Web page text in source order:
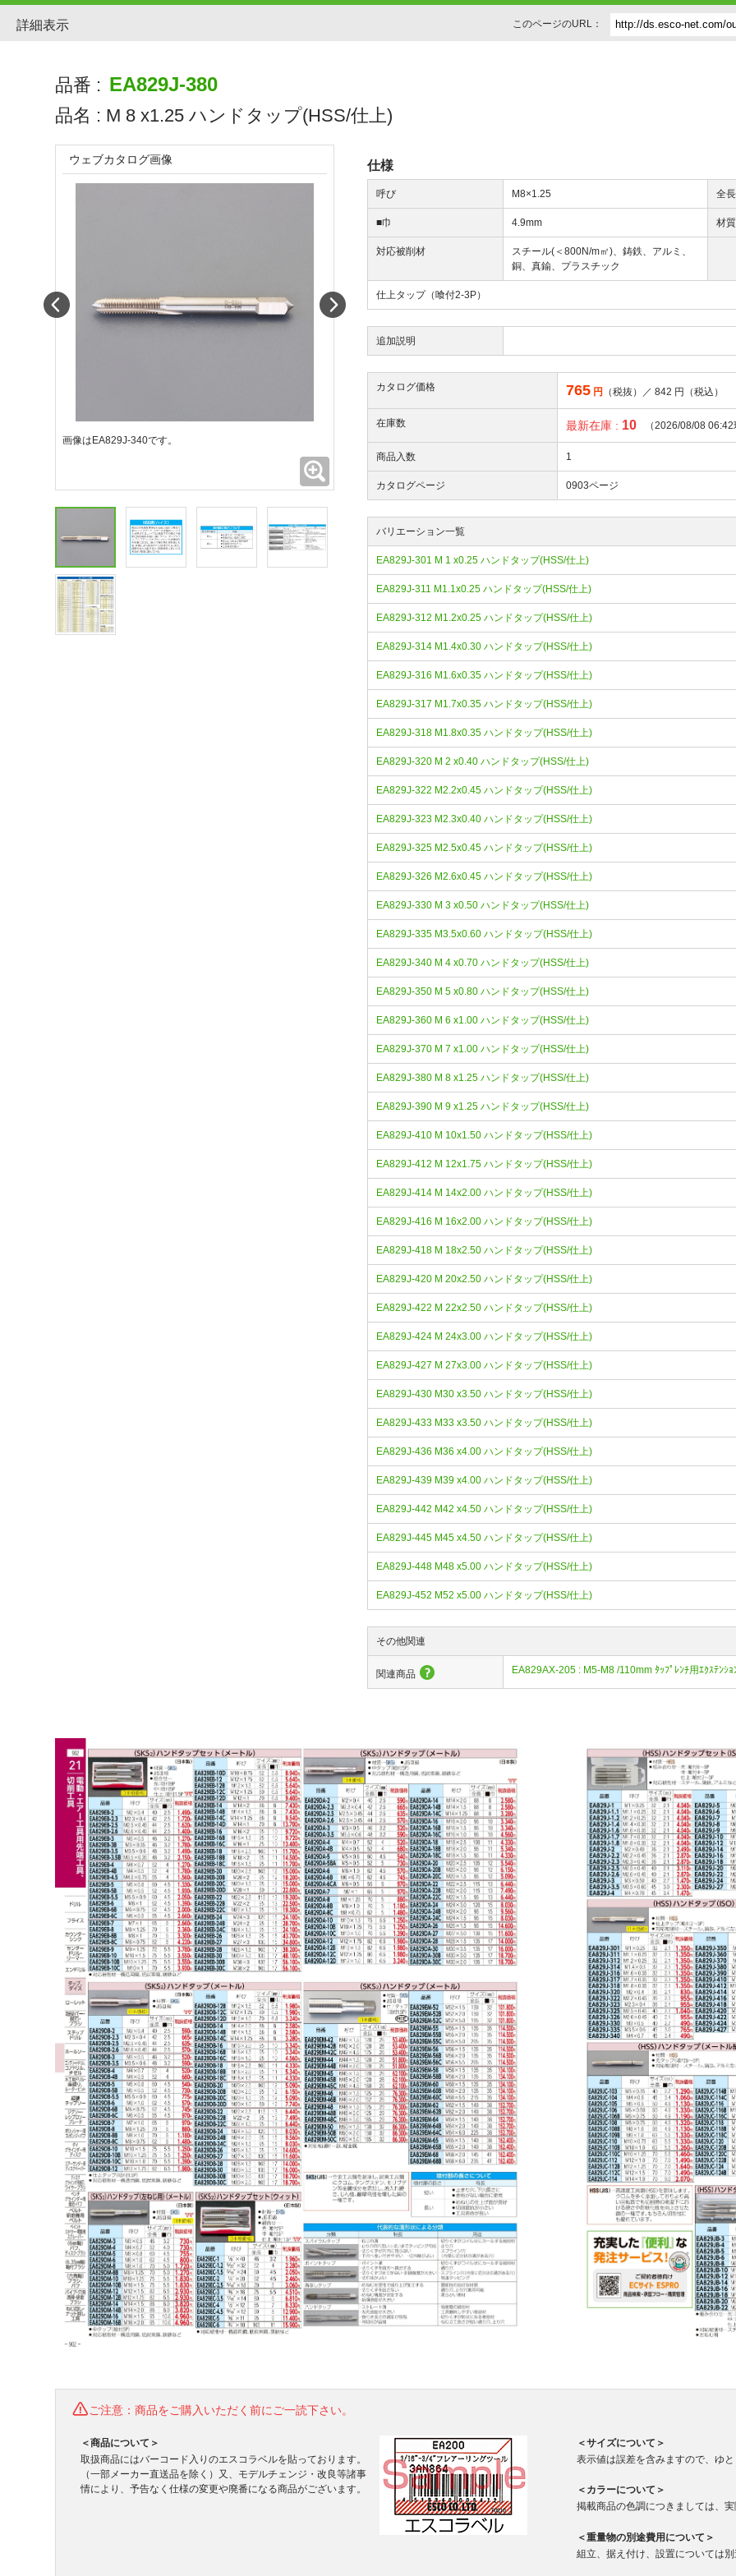
詳細表示 このページのURL：
品番 : EA829J-380
品名 : M 8 x1.25 ハンドタップ(HSS/仕上)
仕様
呼び M8×1.25 全長
■巾 4.9mm 材質
対応被削材
スチール(＜800N/m㎡)、鋳鉄、アルミ、
銅、真鍮、プラスチック
仕上タップ（喰付2-3P）
追加説明
カタログ価格 765 円 （税抜）／842 円（税込）
在庫数 最新在庫 : 10 （2026/08/08
商品入数 1
カタログページ 0903ページ
バリエーション一覧
EA829J-301 M 1 x0.25 ハンドタップ(HSS/仕上)
EA829J-311 M1.1x0.25 ハンドタップ(HSS/仕上)
EA829J-312 M1.2x0.25 ハンドタップ(HSS/仕上)
EA829J-314 M1.4x0.30 ハンドタップ(HSS/仕上)
EA829J-316 M1.6x0.35 ハンドタップ(HSS/仕上)
EA829J-317 M1.7x0.35 ハンドタップ(HSS/仕上)
EA829J-318 M1.8x0.35 ハンドタップ(HSS/仕上)
EA829J-320 M 2 x0.40 ハンドタップ(HSS/仕上)
EA829J-322 M2.2x0.45 ハンドタップ(HSS/仕上)
EA829J-323 M2.3x0.40 ハンドタップ(HSS/仕上)
EA829J-325 M2.5x0.45 ハンドタップ(HSS/仕上)
EA829J-326 M2.6x0.45 ハンドタップ(HSS/仕上)
EA829J-330 M 3 x0.50 ハンドタップ(HSS/仕上)
EA829J-335 M3.5x0.60 ハンドタップ(HSS/仕上)
EA829J-340 M 4 x0.70 ハンドタップ(HSS/仕上)
EA829J-350 M 5 x0.80 ハンドタップ(HSS/仕上)
EA829J-360 M 6 x1.00 ハンドタップ(HSS/仕上)
EA829J-370 M 7 x1.00 ハンドタップ(HSS/仕上)
EA829J-380 M 8 x1.25 ハンドタップ(HSS/仕上)
EA829J-390 M 9 x1.25 ハンドタップ(HSS/仕上)
EA829J-410 M 10x1.50 ハンドタップ(HSS/仕上)
EA829J-412 M 12x1.75 ハンドタップ(HSS/仕上)
EA829J-414 M 14x2.00 ハンドタップ(HSS/仕上)
EA829J-416 M 16x2.00 ハンドタップ(HSS/仕上)
EA829J-418 M 18x2.50 ハンドタップ(HSS/仕上)
EA829J-420 M 20x2.50 ハンドタップ(HSS/仕上)
EA829J-422 M 22x2.50 ハンドタップ(HSS/仕上)
EA829J-424 M 24x3.00 ハンドタップ(HSS/仕上)
EA829J-427 M 27x3.00 ハンドタップ(HSS/仕上)
EA829J-430 M30 x3.50 ハンドタップ(HSS/仕上)
EA829J-433 M33 x3.50 ハンドタップ(HSS/仕上)
EA829J-436 M36 x4.00 ハンドタップ(HSS/仕上)
EA829J-439 M39 x4.00 ハンドタップ(HSS/仕上)
EA829J-442 M42 x4.50 ハンドタップ(HSS/仕上)
EA829J-445 M45 x4.50 ハンドタップ(HSS/仕上)
EA829J-448 M48 x5.00 ハンドタップ(HSS/仕上)
EA829J-452 M52 x5.00 ハンドタップ(HSS/仕上)
その他関連
関連商品 EA829AX-205 : M5-M8 /110mm ﾀｯﾌﾟﾚﾝﾁ用ｴｸｽﾃﾝｼｮ
ウェブカタログ画像
画像はEA829J-340です。
ご注意：商品をご購入いただく前にご一読下さい。
＜商品について＞
取扱商品にはバーコード入りのエスコラベルを貼っております。
（一部メーカー直送品を除く）又、モデルチェンジ・改良等諸事
情により、予告なく仕様の変更や廃番になる商品がございます。
＜サイズについて＞
表示値は誤差を含みますので、ゆ
＜カラーについて＞
掲載商品の色調につきましては、
＜重量物の別途費用について＞
組立、据え付け、設置については